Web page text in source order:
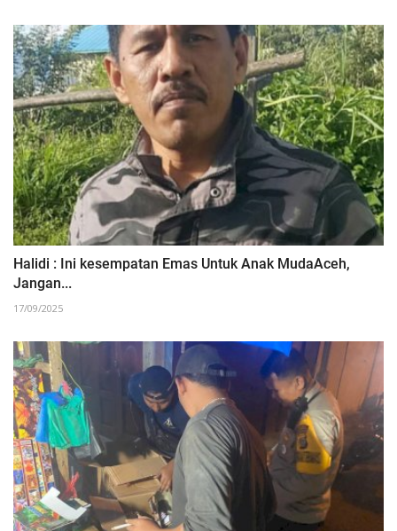
Halidi : Ini kesempatan Emas Untuk Anak MudaAceh,
Jangan...
17/09/2025